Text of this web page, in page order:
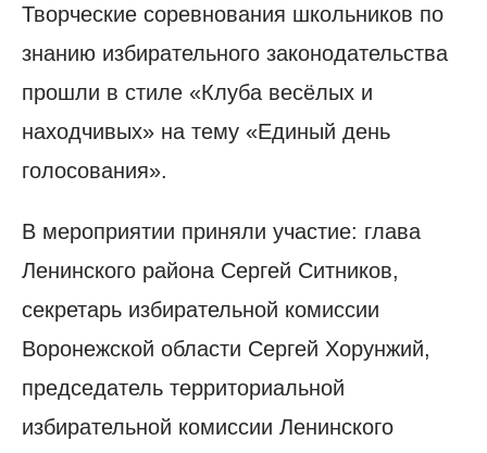
Творческие соревнования школьников по
знанию избирательного законодательства
прошли в стиле «Клуба весёлых и
находчивых» на тему «Единый день
голосования».
В мероприятии приняли участие: глава
Ленинского района Сергей Ситников,
секретарь избирательной комиссии
Воронежской области Сергей Хорунжий,
председатель территориальной
избирательной комиссии Ленинского